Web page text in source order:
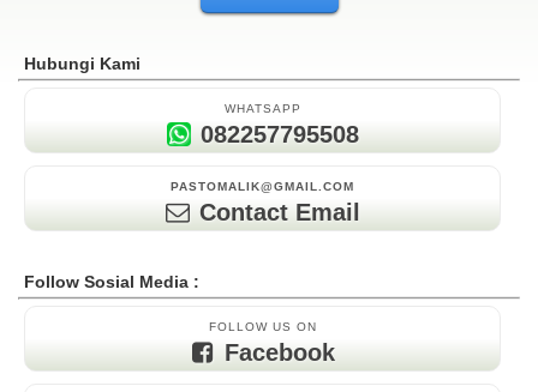
Hubungi Kami
WHATSAPP
082257795508
PASTOMALIK@GMAIL.COM
Contact Email
Follow Sosial Media :
FOLLOW US ON
Facebook